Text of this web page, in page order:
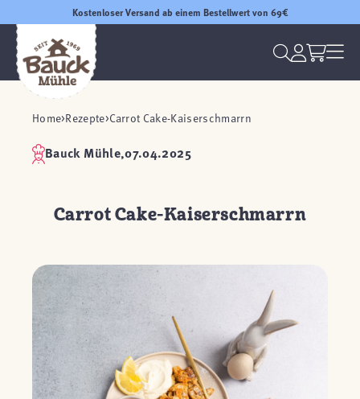
Kostenloser Versand ab einem Bestellwert von 69€
Home Rezepte Carrot Cake-Kaiserschmarrn
Bauck Mühle,07.04.2025
Carrot Cake-Kaiserschmarrn